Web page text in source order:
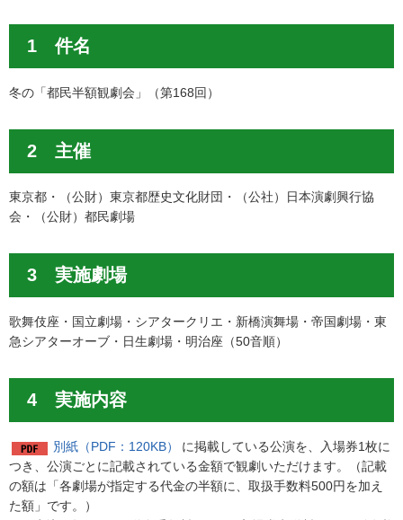
1 件名
冬の「都民半額観劇会」（第168回）
2 主催
東京都・（公財）東京都歴史文化財団・（公社）日本演劇興行協
会・（公財）都民劇場
3 実施劇場
歌舞伎座・国立劇場・シアタークリエ・新橋演舞場・帝国劇場・東
急シアターオーブ・日生劇場・明治座（50音順）
4 実施内容
別紙（PDF：120KB）
に掲載している公演を、入場券1枚に
つき、公演ごとに記載されている金額で観劇いただけます。（記載
の額は「各劇場が指定する代金の半額に、取扱手数料500円を加え
た額」です。）